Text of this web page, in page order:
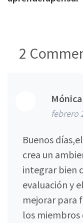
2
febrero
Buenos
crea un
integrar bien
evaluación y
mejorar para
los miembros